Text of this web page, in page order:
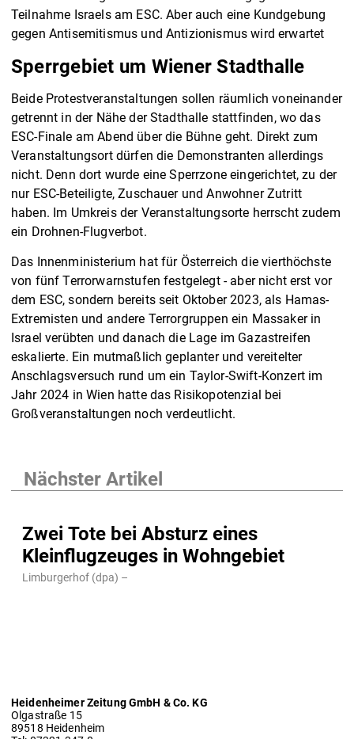
Teilnahme Israels am ESC. Aber auch eine Kundgebung
gegen Antisemitismus und Antizionismus wird erwartet
Sperrgebiet um Wiener Stadthalle
Beide Protestveranstaltungen sollen räumlich voneinander
getrennt in der Nähe der Stadthalle stattfinden, wo das
ESC-Finale am Abend über die Bühne geht. Direkt zum
Veranstaltungsort dürfen die Demonstranten allerdings
nicht. Denn dort wurde eine Sperrzone eingerichtet, zu der
nur ESC-Beteiligte, Zuschauer und Anwohner Zutritt
haben. Im Umkreis der Veranstaltungsorte herrscht zudem
ein Drohnen-Flugverbot.
Das Innenministerium hat für Österreich die vierthöchste
von fünf Terrorwarnstufen festgelegt - aber nicht erst vor
dem ESC, sondern bereits seit Oktober 2023, als Hamas-
Extremisten und andere Terrorgruppen ein Massaker in
Israel verübten und danach die Lage im Gazastreifen
eskalierte. Ein mutmaßlich geplanter und vereitelter
Anschlagsversuch rund um ein Taylor-Swift-Konzert im
Jahr 2024 in Wien hatte das Risikopotenzial bei
Großveranstaltungen noch verdeutlicht.
Nächster Artikel
Zwei Tote bei Absturz eines
Kleinflugzeuges in Wohngebiet
Limburgerhof (dpa) –
Heidenheimer Zeitung GmbH & Co. KG
Olgastraße 15
89518 Heidenheim